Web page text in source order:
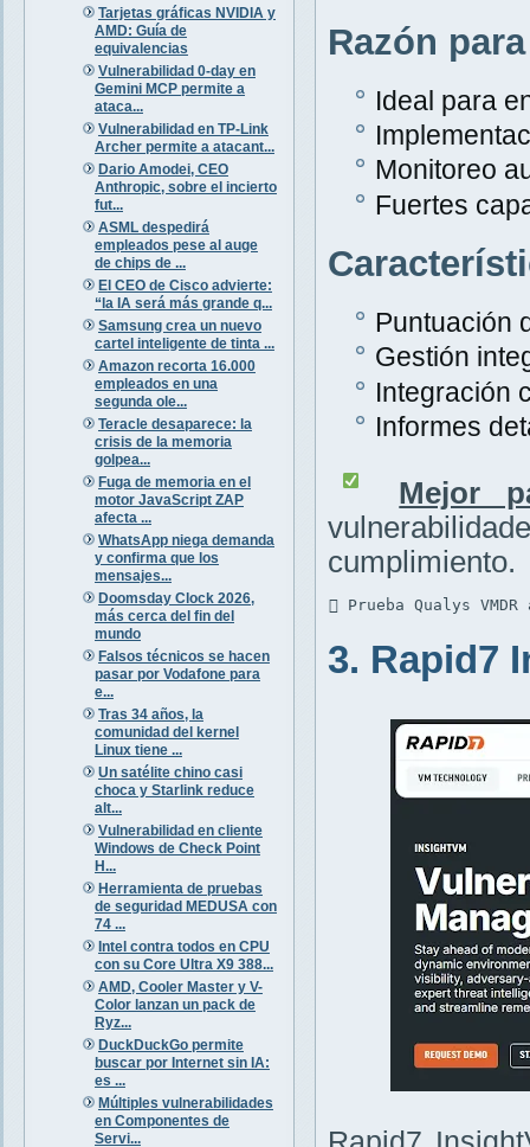
Tarjetas gráficas NVIDIA y
AMD: Guía de
equivalencias
Vulnerabilidad 0-day en
Gemini MCP permite a
ataca...
Vulnerabilidad en TP-Link
Archer permite a atacant...
Dario Amodei, CEO
Anthropic, sobre el incierto
fut...
ASML despedirá
empleados pese al auge
de chips de ...
El CEO de Cisco advierte:
“la IA será más grande q...
Samsung crea un nuevo
cartel inteligente de tinta ...
Amazon recorta 16.000
empleados en una
segunda ole...
Teracle desaparece: la
crisis de la memoria
golpea...
Fuga de memoria en el
motor JavaScript ZAP
afecta ...
WhatsApp niega demanda
y confirma que los
mensajes...
Doomsday Clock 2026,
más cerca del fin del
mundo
Falsos técnicos se hacen
pasar por Vodafone para
e...
Tras 34 años, la
comunidad del kernel
Linux tiene ...
Un satélite chino casi
choca y Starlink reduce
alt...
Vulnerabilidad en cliente
Windows de Check Point
H...
Herramienta de pruebas
de seguridad MEDUSA con
74 ...
Intel contra todos en CPU
con su Core Ultra X9 388...
AMD, Cooler Master y V-
Color lanzan un pack de
Ryz...
DuckDuckGo permite
buscar por Internet sin IA:
es ...
Múltiples vulnerabilidades
en Componentes de
Servi...
Razón
Ideal para
Monitoreo
Fuertes
Puntuación
Gestión
Integración
Informes
Mejor
cumplimiento.
 Prueba Qualys
3. Rapid7